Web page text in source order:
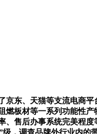
京东、天猫等支流电商平
燃板材等一系列功能性
、售后办事系统完美程
级，调查品牌外行业内的